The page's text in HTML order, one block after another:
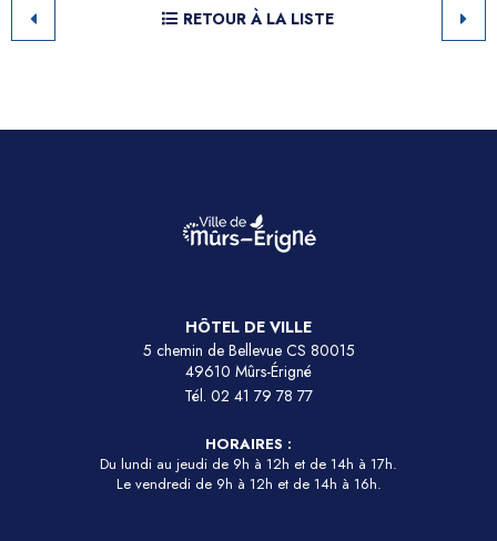
RETOUR À LA LISTE
HÔTEL DE VILLE
5 chemin de Bellevue CS 80015
49610 Mûrs-Érigné
Tél. 02 41 79 78 77
HORAIRES :
Du lundi au jeudi de 9h à 12h et de 14h à 17h.
Le vendredi de 9h à 12h et de 14h à 16h.